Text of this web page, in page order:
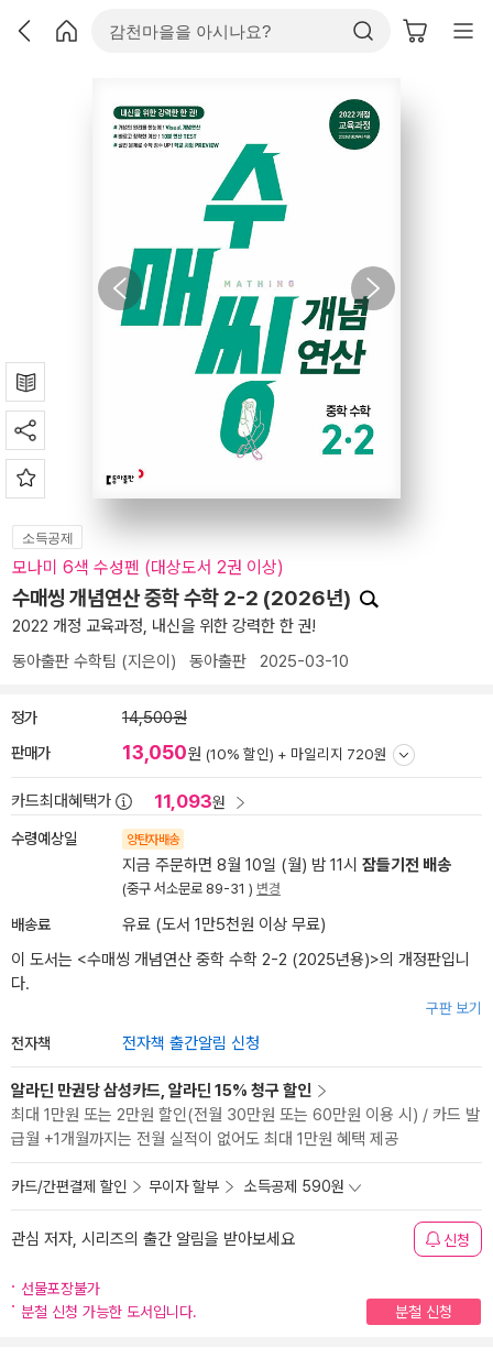
소득공제
모나미 6색 수성펜 (대상도서 2권 이상)
수매씽 개념연산 중학 수학 2-2 (2026년)
2022 개정 교육과정, 내신을 위한 강력한 한 권!
동아출판 수학팀 (지은이) 동아출판 2025-03-10
정가 14,500원
판매가 13,050원 (10% 할인) + 마일리지 720원
카드최대혜택가 11,093원
수령예상일 양탄자배송
지금 주문하면 8월 10일 (월) 밤 11시 잠들기전 배송
(중구 서소문로 89-31 ) 변경
배송료
유료 (도서 1만5천원 이상 무료)
이 도서는 <수매씽 개념연산 중학 수학 2-2 (2025년용)>의 개정판입니
다.
구판 보기
전자책 전자책 출간알림 신청
알라딘 만권당 삼성카드, 알라딘 15% 청구 할인
최대 1만원 또는 2만원 할인(전월 30만원 또는 60만원 이용 시) / 카드 발
급월 +1개월까지는 전월 실적이 없어도 최대 1만원 혜택 제공
카드/간편결제 할인 무이자 할부 소득공제 590원
관심 저자, 시리즈의 출간 알림을 받아보세요 신청
선물포장불가
분철 신청 가능한 도서입니다.
분철 신청